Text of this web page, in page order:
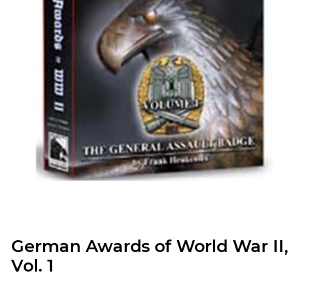
German Awards of World War II,
Vol. 1